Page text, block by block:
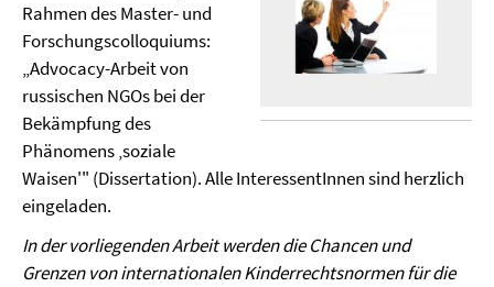
Rahmen des Master- und
Forschungscolloquiums:
„Advocacy-Arbeit von
russischen NGOs bei der
Bekämpfung des
Phänomens ‚soziale
Waisen'" (Dissertation). Alle InteressentInnen sind herzlich
eingeladen.
In der vorliegenden Arbeit werden die Chancen und
Grenzen von internationalen Kinderrechtsnormen für die